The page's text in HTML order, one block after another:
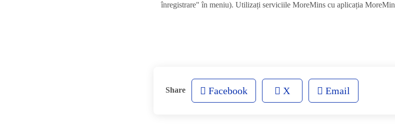
înregistrare" în meniu). Utilizați serviciile MoreMins cu aplicația
Share Facebook X Email